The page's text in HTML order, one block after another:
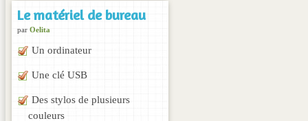
Le matériel de bureau
par Oelita
Un ordinateur
Une clé USB
Des stylos de plusieurs
couleurs